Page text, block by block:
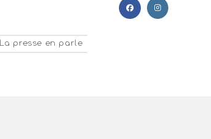
La presse en parle